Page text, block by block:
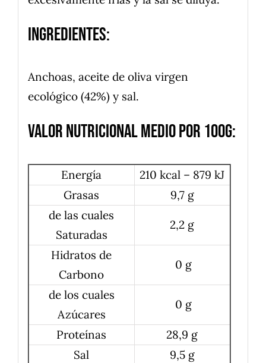
Ingredientes:
Anchoas, aceite de oliva virgen
ecológico (42%) y sal.
Valor nutricional medio por 100g:
Energía
210 kcal – 879 kJ
Grasas
9,7 g
de las cuales
Saturadas
2,2 g
Hidratos de
Carbono
0 g
de los cuales
Azúcares
0 g
Proteínas
28,9 g
Sal
9,5 g